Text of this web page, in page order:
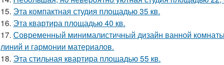
15. Эта компактная студия площадью 35 кв.
16. Эта квартира площадью 40 кв.
17. Современный минималистичный дизайн ванной
линий и гармонии материалов.
18. Эта стильная квартира площадью 55 кв.